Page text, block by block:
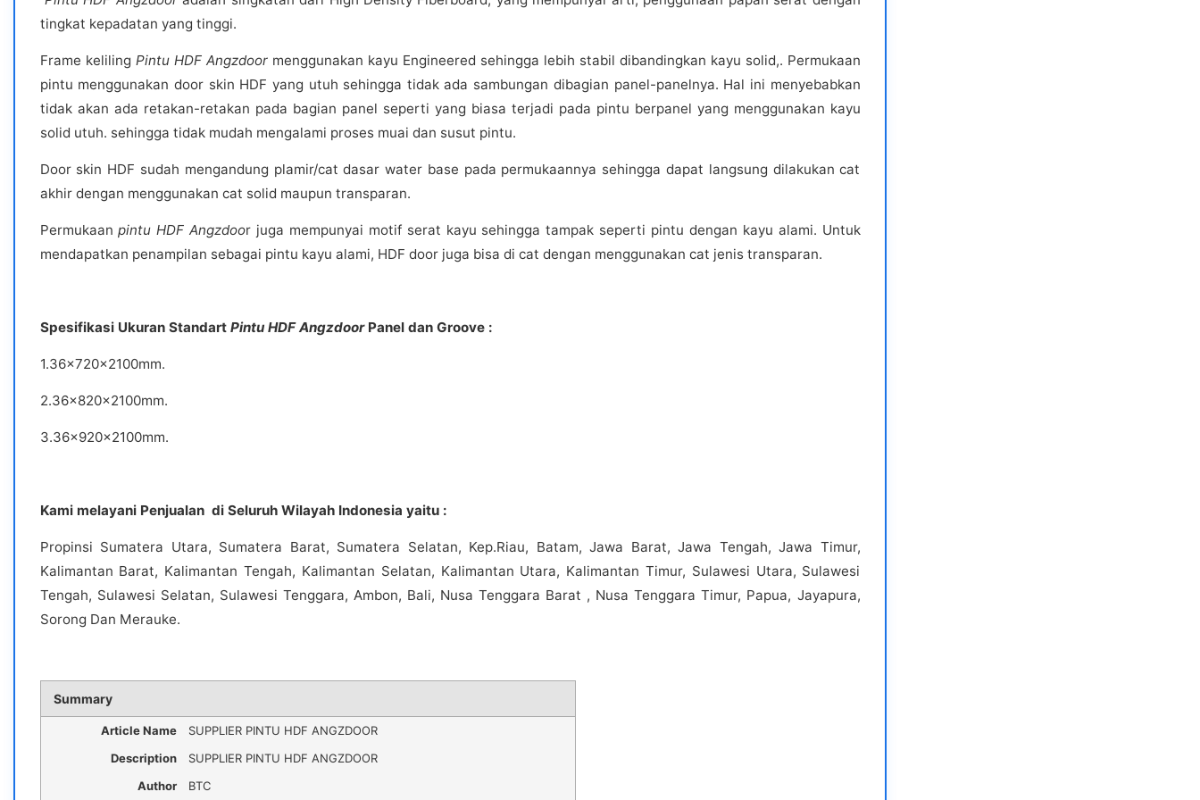
tingkat kepadatan yang tinggi.
Frame keliling Pintu HDF Angzdoormenggunakan kayu Engineered sehingga lebih stabil dibandingkan kayu solid,. Permukaan
pintu menggunakan door skin HDF yang utuh sehingga tidak ada sambungan dibagian panel-panelnya. Hal ini menyebabkan
tidak akan ada retakan-retakan pada bagian panel seperti yang biasa terjadi pada pintu berpanel yang menggunakan kayu
solid utuh. sehingga tidak mudah mengalami proses muai dan susut pintu.
Door skin HDF sudah mengandung plamir/cat dasar water base pada permukaannya sehingga dapat langsung dilakukan cat
akhir dengan menggunakan cat solid maupun transparan.
Permukaan pintu HDF Angzdoor juga mempunyai motif serat kayu sehingga tampak seperti pintu dengan kayu alami. Untuk
mendapatkan penampilan sebagai pintu kayu alami, HDF door juga bisa di cat dengan menggunakan cat jenis transparan.
Spesifikasi Ukuran StandartPintu HDF AngzdoorPanel dan Groove :
1.36x720x2100mm.
2.36x820x2100mm.
3.36x920x2100mm.
Kami melayani Penjualan di Seluruh Wilayah Indonesia yaitu :
Propinsi Sumatera Utara, Sumatera Barat, Sumatera Selatan, Kep.Riau, Batam, Jawa Barat, Jawa Tengah, Jawa Timur,
Kalimantan Barat, Kalimantan Tengah, Kalimantan Selatan, Kalimantan Utara, Kalimantan Timur, Sulawesi Utara, Sulawesi
Tengah, Sulawesi Selatan, Sulawesi Tenggara, Ambon, Bali, Nusa Tenggara Barat , Nusa Tenggara Timur, Papua, Jayapura,
Sorong Dan Merauke.
Summary
Article Name
SUPPLIER PINTU HDF ANGZDOOR
Description
SUPPLIER PINTU HDF ANGZDOOR
Author
BTC